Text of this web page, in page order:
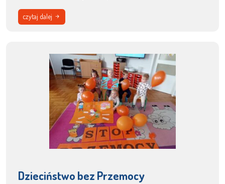
czytaj dalej
Dzieciństwo bez Przemocy